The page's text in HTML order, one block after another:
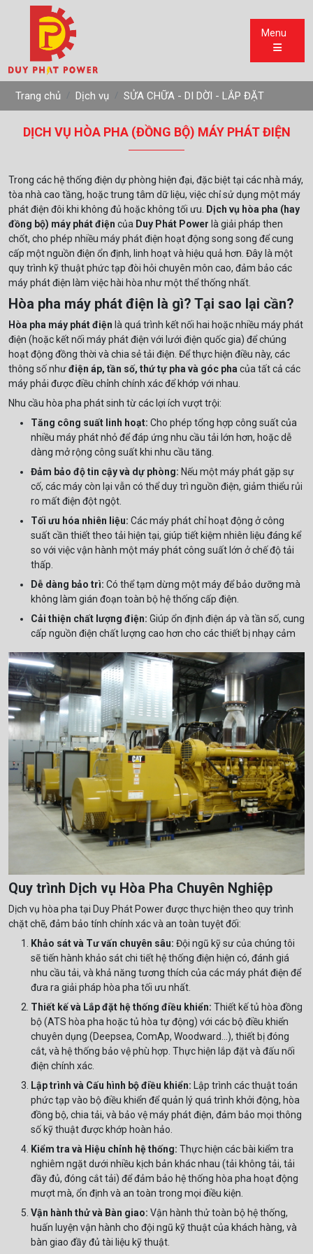
Menu
Trang chủ Dịch vụ SỬA CHỮA - DI DỜI - LẮP ĐẶT
DỊCH VỤ HÒA PHA (ĐỒNG BỘ) MÁY PHÁT ĐIỆN
Trong các hệ thống điện dự phòng hiện đại, đặc biệt tại các nhà máy,
tòa nhà cao tầng, hoặc trung tâm dữ liệu, việc chỉ sử dụng một máy
phát điện đôi khi không đủ hoặc không tối ưu.
Dịch vụ hòa pha (hay
đồng bộ) máy phát điện của Duy Phát Power là giải pháp then
chốt, cho phép nhiều máy phát điện hoạt động song song để cung
cấp một nguồn điện ổn định, linh hoạt và hiệu quả hơn. Đây là một
quy trình kỹ thuật phức tạp đòi hỏi chuyên môn cao, đảm bảo các
máy phát điện làm việc hài hòa như một thể thống nhất.
Hòa pha máy phát điện là gì? Tại sao lại cần?
Hòa pha máy phát điện là quá trình kết nối hai hoặc nhiều máy phát
điện (hoặc kết nối máy phát điện với lưới điện quốc gia) để chúng
hoạt động đồng thời và chia sẻ tải điện. Để thực hiện điều này, các
thông số nhưđiện áp, tần số, thứ tự pha và góc pha của tất cả các
máy phải được điều chỉnh chính xác để khớp với nhau.
Nhu cầu hòa pha phát sinh từ các lợi ích vượt trội:
Tăng công suất linh hoạt: Cho phép tổng hợp công suất của
nhiều máy phát nhỏ để đáp ứng nhu cầu tải lớn hơn, hoặc dễ
dàng mở rộng công suất khi nhu cầu tăng.
Đảm bảo độ tin cậy và dự phòng: Nếu một máy phát gặp sự
cố, các máy còn lại vẫn có thể duy trì nguồn điện, giảm thiểu rủi
ro mất điện đột ngột.
Tối ưu hóa nhiên liệu: Các máy phát chỉ hoạt động ở công
suất cần thiết theo tải hiện tại, giúp tiết kiệm nhiên liệu đáng kể
so với việc vận hành một máy phát công suất lớn ở chế độ tải
thấp.
Dễ dàng bảo trì: Có thể tạm dừng một máy để bảo dưỡng mà
không làm gián đoạn toàn bộ hệ thống cấp điện.
Cải thiện chất lượng điện: Giúp ổn định điện áp và tần số, cung
cấp nguồn điện chất lượng cao hơn cho các thiết bị nhạy cảm
Quy trình Dịch vụ Hòa Pha Chuyên Nghiệp
Dịch vụ hòa pha tại Duy Phát Power được thực hiện theo quy trình
chặt chẽ, đảm bảo tính chính xác và an toàn tuyệt đối:
Khảo sát và Tư vấn chuyên sâu: Đội ngũ kỹ sư của chúng tôi
sẽ tiến hành khảo sát chi tiết hệ thống điện hiện có, đánh giá
nhu cầu tải, và khả năng tương thích của các máy phát điện để
đưa ra giải pháp hòa pha tối ưu nhất.
Thiết kế và Lắp đặt hệ thống điều khiển: Thiết kế tủ hòa đồng
bộ (ATS hòa pha hoặc tủ hòa tự động) với các bộ điều khiển
chuyên dụng (Deepsea, ComAp, Woodward...), thiết bị đóng
cắt, và hệ thống bảo vệ phù hợp. Thực hiện lắp đặt và đấu nối
điện chính xác.
Lập trình và Cấu hình bộ điều khiển: Lập trình các thuật toán
phức tạp vào bộ điều khiển để quản lý quá trình khởi động, hòa
đồng bộ, chia tải, và bảo vệ máy phát điện, đảm bảo mọi thông
số kỹ thuật được khớp hoàn hảo.
Kiểm tra và Hiệu chỉnh hệ thống: Thực hiện các bài kiểm tra
nghiêm ngặt dưới nhiều kịch bản khác nhau (tải không tải, tải
đầy đủ, đóng cắt tải) để đảm bảo hệ thống hòa pha hoạt động
mượt mà, ổn định và an toàn trong mọi điều kiện.
Vận hành thử và Bàn giao: Vận hành thử toàn bộ hệ thống,
huấn luyện vận hành cho đội ngũ kỹ thuật của khách hàng, và
bàn giao đầy đủ tài liệu kỹ thuật.